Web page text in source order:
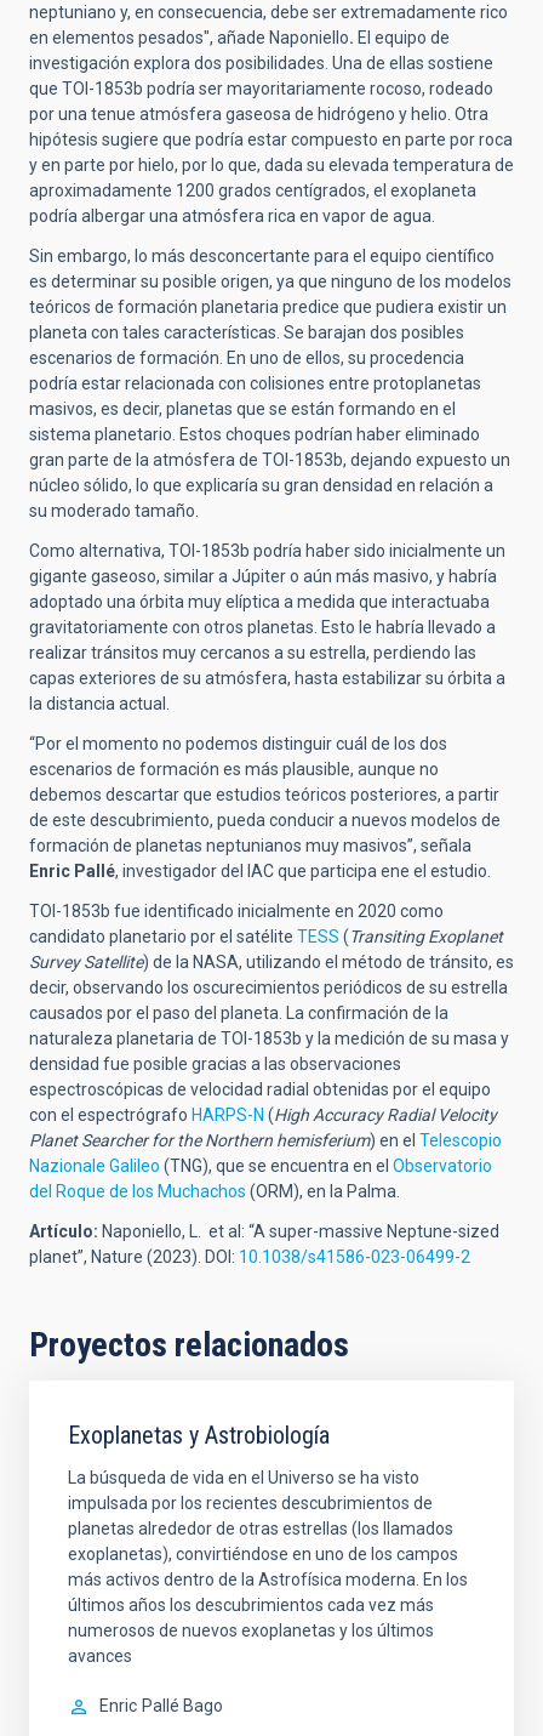
neptuniano y, en consecuencia, debe ser extremadamente rico
en elementos pesados", añade Naponiello. El equipo de
investigación explora dos posibilidades. Una de ellas sostiene
que TOI-1853b podría ser mayoritariamente rocoso, rodeado
por una tenue atmósfera gaseosa de hidrógeno y helio. Otra
hipótesis sugiere que podría estar compuesto en parte por roca
y en parte por hielo, por lo que, dada su elevada temperatura de
aproximadamente 1200 grados centígrados, el exoplaneta
podría albergar una atmósfera rica en vapor de agua.
Sin embargo, lo más desconcertante para el equipo científico
es determinar su posible origen, ya que ninguno de los modelos
teóricos de formación planetaria predice que pudiera existir un
planeta con tales características. Se barajan dos posibles
escenarios de formación. En uno de ellos, su procedencia
podría estar relacionada con colisiones entre protoplanetas
masivos, es decir, planetas que se están formando en el
sistema planetario. Estos choques podrían haber eliminado
gran parte de la atmósfera de TOI-1853b, dejando expuesto un
núcleo sólido, lo que explicaría su gran densidad en relación a
su moderado tamaño.
Como alternativa, TOI-1853b podría haber sido inicialmente un
gigante gaseoso, similar a Júpiter o aún más masivo, y habría
adoptado una órbita muy elíptica a medida que interactuaba
gravitatoriamente con otros planetas. Esto le habría llevado a
realizar tránsitos muy cercanos a su estrella, perdiendo las
capas exteriores de su atmósfera, hasta estabilizar su órbita a
la distancia actual.
“Por el momento no podemos distinguir cuál de los dos
escenarios de formación es más plausible, aunque no
debemos descartar que estudios teóricos posteriores, a partir
de este descubrimiento, pueda conducir a nuevos modelos de
formación de planetas neptunianos muy masivos”, señala
Enric Pallé, investigador del IAC que participa ene el estudio.
TOI-1853b fue identificado inicialmente en 2020 como
candidato planetario por el satélite TESS (Transiting Exoplanet
Survey Satellite) de la NASA, utilizando el método de tránsito, es
decir, observando los oscurecimientos periódicos de su estrella
causados por el paso del planeta. La confirmación de la
naturaleza planetaria de TOI-1853b y la medición de su masa y
densidad fue posible gracias a las observaciones
espectroscópicas de velocidad radial obtenidas por el equipo
con el espectrógrafo HARPS-N (High Accuracy Radial Velocity
Planet Searcher for the Northern hemisferium) en el Telescopio
Nazionale Galileo (TNG), que se encuentra en el Observatorio
del Roque de los Muchachos (ORM), en la Palma.
Artículo: Naponiello, L. et al: “A super-massive Neptune-sized
planet”, Nature (2023). DOI: 10.1038/s41586-023-06499-2
Proyectos relacionados
Exoplanetas y Astrobiología
La búsqueda de vida en el Universo se ha visto
impulsada por los recientes descubrimientos de
planetas alrededor de otras estrellas (los llamados
exoplanetas), convirtiéndose en uno de los campos
más activos dentro de la Astrofísica moderna. En los
últimos años los descubrimientos cada vez más
numerosos de nuevos exoplanetas y los últimos
avances
Enric Pallé Bago